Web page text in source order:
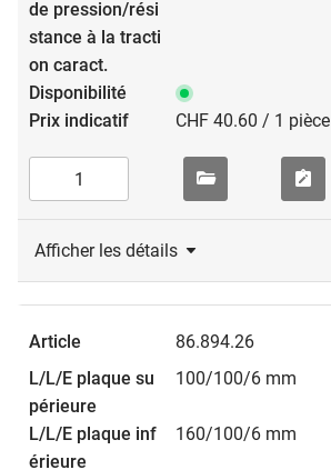
CHF 40.60 / 1 pièce
Afficher les détails
86.894.26
100/100/6 mm
160/100/6 mm